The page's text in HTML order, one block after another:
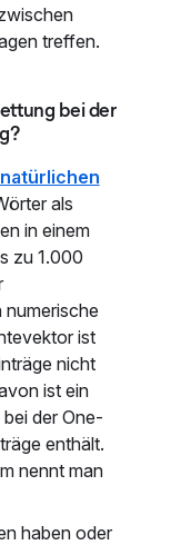
treffen.
bei der
natürlichen
als
in einem
zu 1.000
numerische
ist
nicht
ist ein
der One-
enthält.
nennt man
haben oder